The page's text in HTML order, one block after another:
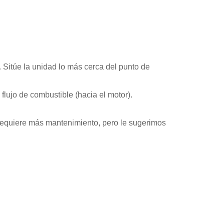
la unidad lo más cerca del punto de
de combustible (hacia el motor).
más mantenimiento, pero le sugerimos